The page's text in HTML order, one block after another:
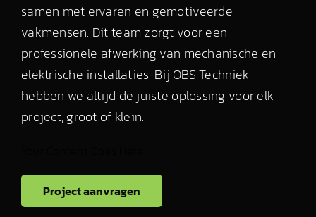
samen met ervaren en gemotiveerde
vakmensen. Dit team zorgt voor een
professionele afwerking van mechanische en
elektrische installaties. Bij OBS Techniek
hebben we altijd de juiste oplossing voor elk
project, groot of klein.
Project aanvragen